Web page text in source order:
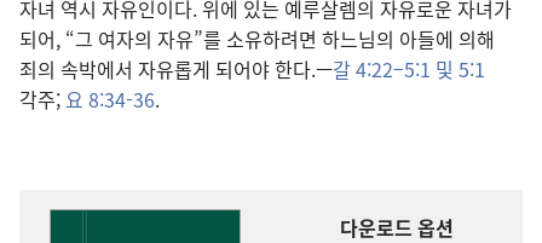
자녀 역시 자유인이다. 위에 있는 예루살렘의 자유로운 자녀가
되어, “그 여자의 자유”를 소유하려면 하느님의 아들에 의해
죄의 속박에서 자유롭게 되어야 한다.—갈 4:22–5:1 및 5:1
각주;요 8:34-36.
다운로드 옵션